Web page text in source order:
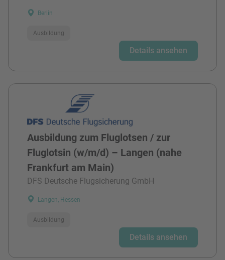
Berlin
Ausbildung
Details ansehen
Ausbildung zum Fluglotsen / zur
Fluglotsin (w/m/d) – Langen (nahe
Frankfurt am Main)
DFS Deutsche Flugsicherung GmbH
Langen, Hessen
Ausbildung
Details ansehen